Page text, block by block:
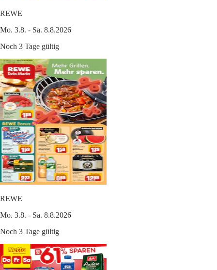
REWE
Mo. 3.8. - Sa. 8.8.2026
Noch 3 Tage gültig
REWE
Mo. 3.8. - Sa. 8.8.2026
Noch 3 Tage gültig